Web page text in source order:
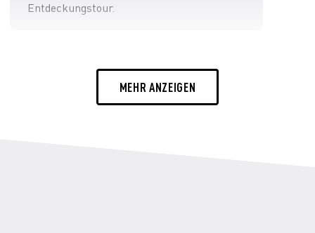
Entdeckungstour.
MEHR ANZEIGEN